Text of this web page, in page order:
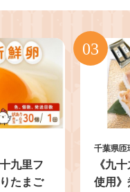
九里フ
たまご
千葉県匝
《九
使用》